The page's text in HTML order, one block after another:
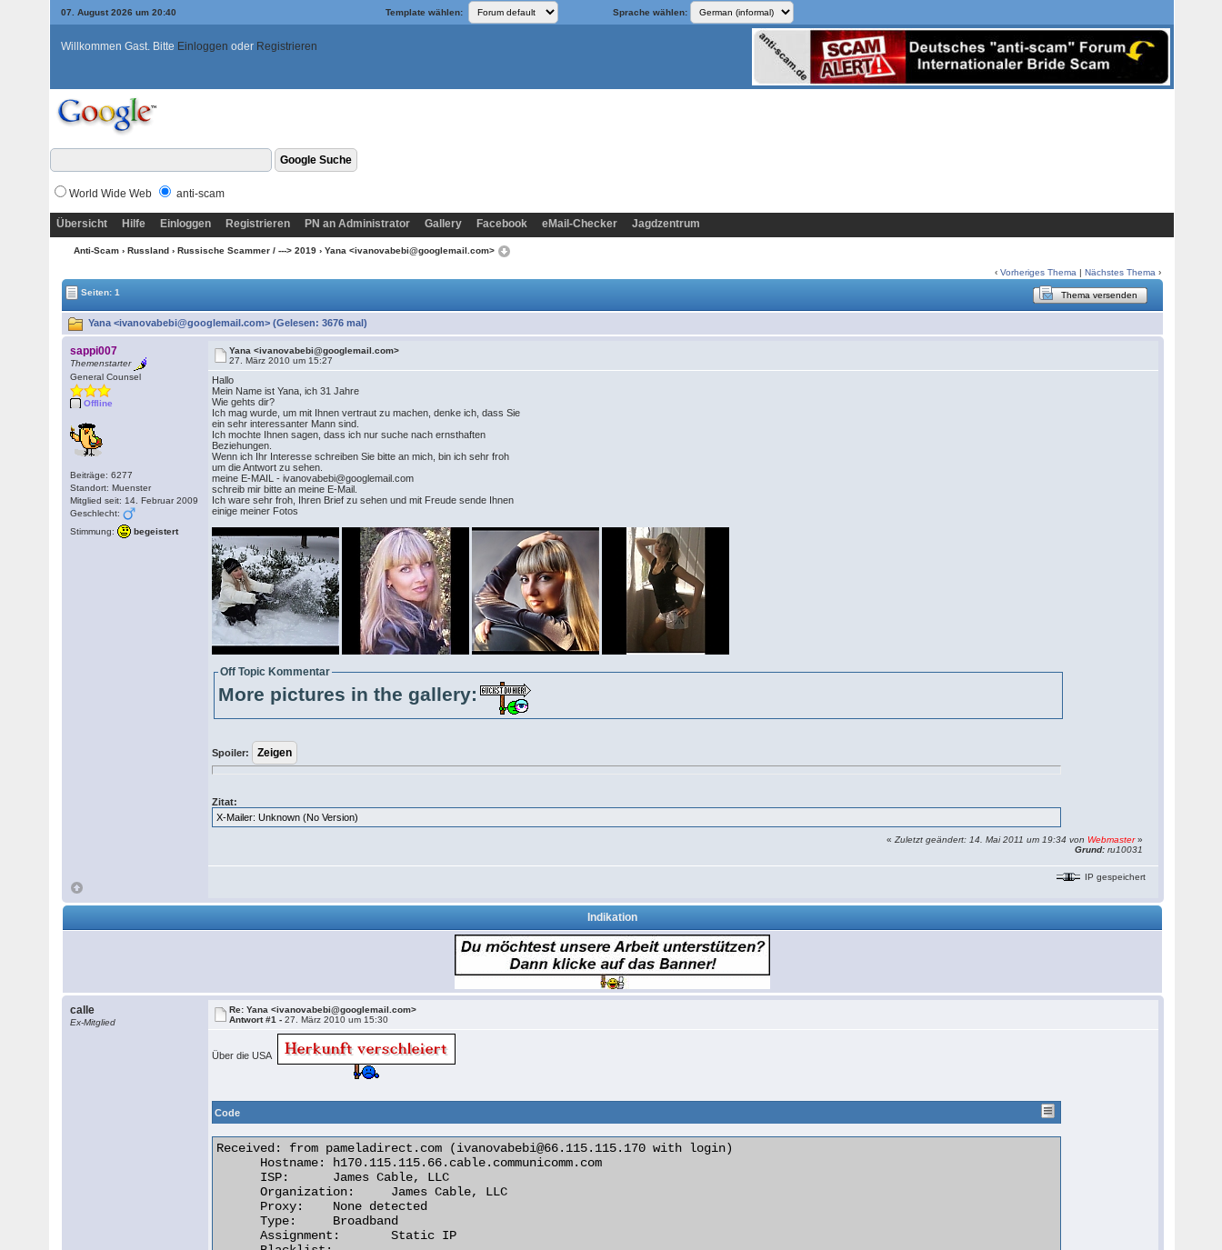
07. August 2026 um 20:40 Template wählen: Sprache wählen:
Willkommen Gast. Bitte Einloggen oder Registrieren
World Wide Web anti-scam
Übersicht Hilfe Einloggen Registrieren PN an Administrator Gallery Facebook eMail-Checker Jagdzentrum
Anti-Scam › Russland › Russische Scammer / ---> 2019 › Yana <ivanovabebi@googlemail.com>
‹Vorheriges Thema |Nächstes Thema ›
Seiten: 1
Thema versenden
Yana <ivanovabebi@googlemail.com> (Gelesen: 3676 mal)
sappi007
Themenstarter
General Counsel
Offline
Beiträge: 6277
Standort: Muenster
Mitglied seit: 14. Februar 2009
Geschlecht:
Stimmung:
begeistert
Yana <ivanovabebi@googlemail.com>
27. März 2010 um 15:27
Hallo
Mein Name ist Yana, ich 31 Jahre
Wie gehts dir?
Ich mag wurde, um mit Ihnen vertraut zu machen, denke ich, dass Sie
ein sehr interessanter Mann sind.
Ich mochte Ihnen sagen, dass ich nur suche nach ernsthaften
Beziehungen.
Wenn ich Ihr Interesse schreiben Sie bitte an mich, bin ich sehr froh
um die Antwort zu sehen.
meine E-MAIL - ivanovabebi@googlemail.com
schreib mir bitte an meine E-Mail.
Ich ware sehr froh, Ihren Brief zu sehen und mit Freude sende Ihnen
einige meiner Fotos
Off Topic Kommentar
More pictures in the gallery:
Spoiler:
Zitat:
X-Mailer: Unknown (No Version)
«Zuletzt geändert: 14. Mai 2011 um 19:34 von Webmaster»
Grund: ru10031
IP gespeichert
Indikation
calle
Ex-Mitglied
Re: Yana <ivanovabebi@googlemail.com>
Antwort #1 -27. März 2010 um 15:30
Über die USA
Code
Received: from pameladirect.com (ivanovabebi@66.115.115.170 with login)
      Hostname:	h170.115.115.66.cable.communicomm.com
      ISP:	James Cable, LLC
      Organization:	James Cable, LLC
      Proxy:	None detected
      Type:	Broadband
      Assignment:	Static IP